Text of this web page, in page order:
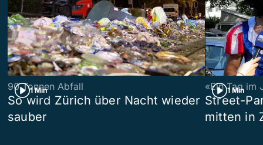
1 Min
90 Tonnen Abfall
So wird Zürich über Nacht wieder
sauber
1 Min
«Ein Tag im
Street-
mitten in